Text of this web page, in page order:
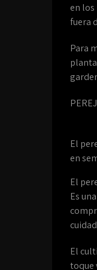
en
fuera
Para
El
en
El
Es
El
toque